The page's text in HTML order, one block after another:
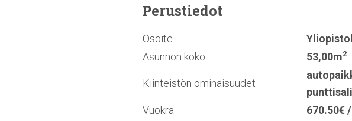
Perustiedot
Osoite
Asunnon koko
53,00m2
Kiinteistön ominaisuudet
punttisali
Vuokra
670.50€